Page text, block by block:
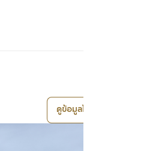
ดูข้อมูลโครงการ